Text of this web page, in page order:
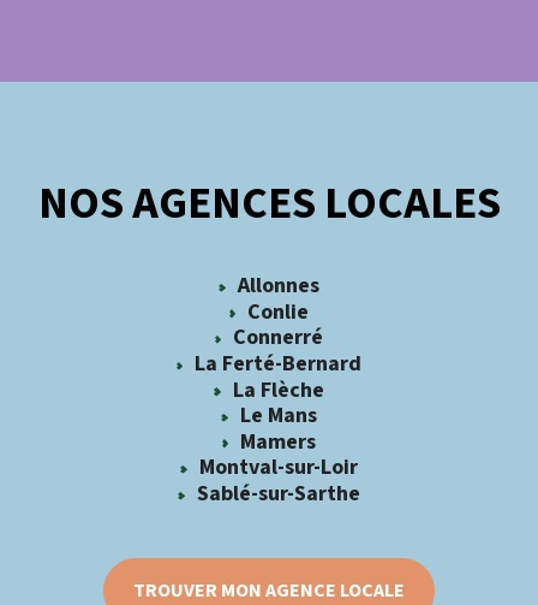
NOS AGENCES LOCALES
Allonnes
Conlie
Connerré
La Ferté-Bernard
La Flèche
Le Mans
Mamers
Montval-sur-Loir
Sablé-sur-Sarthe
TROUVER MON AGENCE LOCALE